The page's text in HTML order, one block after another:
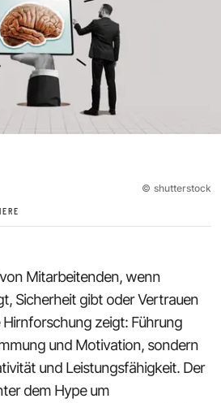
© shutterstock
Mitarbeitenden, wenn
Sicherheit gibt oder Vertrauen
zeigt: Führung
und Motivation, sondern
und Leistungsfähigkeit. Der
dem Hype um